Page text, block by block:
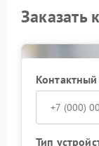
Заказать
Тип